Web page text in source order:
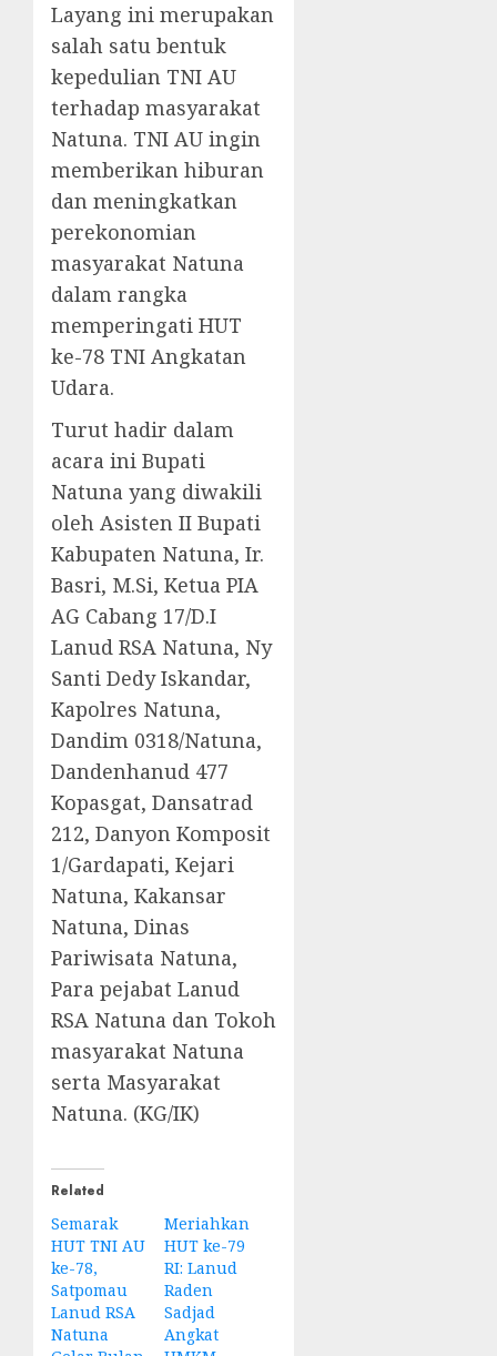
Layang ini merupakan
salah satu bentuk
kepedulian TNI AU
terhadap masyarakat
Natuna. TNI AU ingin
memberikan hiburan
dan meningkatkan
perekonomian
masyarakat Natuna
dalam rangka
memperingati HUT
ke-78 TNI Angkatan
Udara.
Turut hadir dalam
acara ini Bupati
Natuna yang diwakili
oleh Asisten II Bupati
Kabupaten Natuna, Ir.
Basri, M.Si, Ketua PIA
AG Cabang 17/D.I
Lanud RSA Natuna, Ny
Santi Dedy Iskandar,
Kapolres Natuna,
Dandim 0318/Natuna,
Dandenhanud 477
Kopasgat, Dansatrad
212, Danyon Komposit
1/Gardapati, Kejari
Natuna, Kakansar
Natuna, Dinas
Pariwisata Natuna,
Para pejabat Lanud
RSA Natuna dan Tokoh
masyarakat Natuna
serta Masyarakat
Natuna. (KG/IK)
Related
Semarak
HUT TNI AU
ke-78,
Satpomau
Lanud RSA
Natuna
Meriahkan
HUT ke-79
RI: Lanud
Raden
Sadjad
Angkat